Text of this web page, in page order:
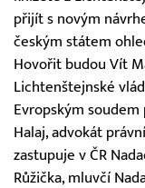
přijít s novým
českým státem
Hovořit budou Vít
Lichtenštejnské
Evropským
Halaj, advokát
zastupuje v ČR
Růžička, mluvčí